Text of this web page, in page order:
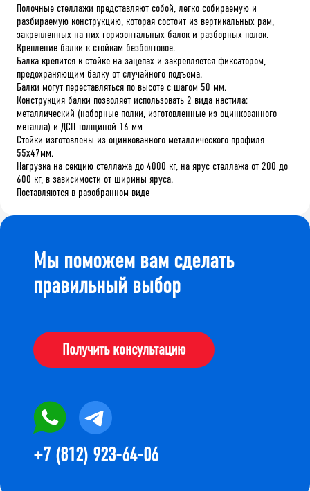
Полочные стеллажи представляют собой, легко собираемую и
разбираемую конструкцию, которая состоит из вертикальных рам,
закрепленных на них горизонтальных балок и разборных полок.
Крепление балки к стойкам безболтовое.
Балка крепится к стойке на зацепах и закрепляется фиксатором,
предохраняющим балку от случайного подъема.
Балки могут переставляться по высоте с шагом 50 мм.
Конструкция балки позволяет использовать 2 вида настила:
металлический (наборные полки, изготовленные из оцинкованного
металла) и ДСП толщиной 16 мм
Стойки изготовлены из оцинкованного металлического профиля
55х47мм.
Нагрузка на секцию стеллажа до 4000 кг, на ярус стеллажа от 200 до
600 кг, в зависимости от ширины яруса.
Поставляются в разобранном виде
Мы поможем вам сделать
правильный выбор
Получить консультацию
+7 (812) 923-64-06